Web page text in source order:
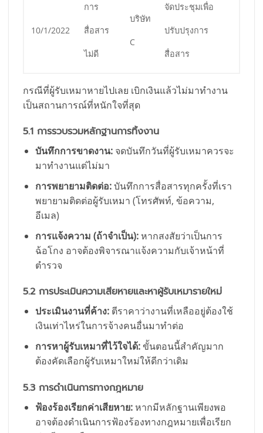
10/1/2022
การ
สื่อสาร
ไม่ดี
บริษัท
C
จัดประชุมเพื่อ
ปรับปรุงการ
สื่อสาร
กรณีที่ผู้รับเหมาหายไปเลย เบิกเงินแล้วไม่มาทำงาน
เป็นสถานการณ์ที่หนักใจที่สุด
5.1 การรวบรวมหลักฐานการทิ้งงาน
บันทึกการขาดงาน:จดบันทึกวันที่ผู้รับเหมาควรจะ
มาทำงานแต่ไม่มา
การพยายามติดต่อ:บันทึกการสื่อสารทุกครั้งที่เรา
พยายามติดต่อผู้รับเหมา (โทรศัพท์, ข้อความ,
อีเมล)
การแจ้งความ (ถ้าจำเป็น):หากสงสัยว่าเป็นการ
ฉ้อโกง อาจต้องพิจารณาแจ้งความกับเจ้าหน้าที่
ตำรวจ
5.2 การประเมินความเสียหายและหาผู้รับเหมารายใหม่
ประเมินงานที่ค้าง:ตีราคาว่างานที่เหลืออยู่ต้องใช้
เงินเท่าไหร่ในการจ้างคนอื่นมาทำต่อ
การหาผู้รับเหมาที่ไว้ใจได้:ขั้นตอนนี้สำคัญมาก
ต้องคัดเลือกผู้รับเหมาใหม่ให้ดีกว่าเดิม
5.3 การดำเนินการทางกฎหมาย
ฟ้องร้องเรียกค่าเสียหาย:หากมีหลักฐานเพียงพอ
อาจต้องดำเนินการฟ้องร้องทางกฎหมายเพื่อเรียก